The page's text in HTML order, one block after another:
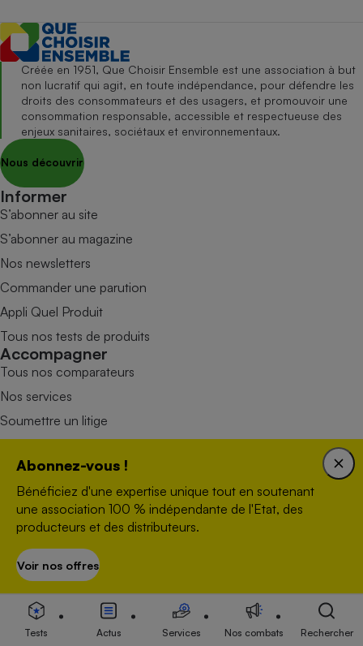
Abonnez-vous !
Bénéficiez d'une expertise unique tout en soutenant
une association 100 % indépendante de l'Etat, des
producteurs et des distributeurs.
Voir nos offres
Créée en 1951, Que Choisir Ensemble est une association à but
non lucratif qui agit, en toute indépendance, pour défendre les
droits des consommateurs et des usagers, et promouvoir une
consommation responsable, accessible et respectueuse des
enjeux sanitaires, sociétaux et environnementaux.
Nous découvrir
Informer
S’abonner au site
S’abonner au magazine
Nos newsletters
Commander une parution
Appli Quel Produit
Tous nos tests de produits
Accompagner
Tous nos comparateurs
Nos services
Soumettre un litige
Rencontrer une association locale
Mobiliser
Victoires
Devenir adhérent
Devenir bénévole
Faire un don
Tests Actus Services Nos combats Rechercher